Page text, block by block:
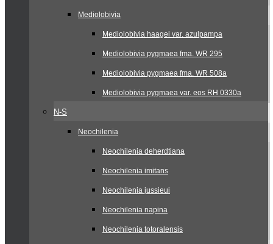
Mediolobivia
Mediolobivia haagei var. azulpampa
Mediolobivia pygmaea fma. WR 295
Mediolobivia pygmaea fma. WR 508a
Mediolobivia pygmaea var. eos RH 0330a
N-S
Neochilenia
Neochilenia deherdtiana
Neochilenia imitans
Neochilenia jussieui
Neochilenia napina
Neochilenia totoralensis